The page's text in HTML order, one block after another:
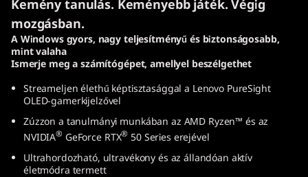
1
5
″
A
M
D
Kemény tanulás. Keményebb játék. Végig
mozgásban.
A Windows gyors, nagy teljesítményű és biztonságosabb,
mint valaha
Ismerje meg a számítógépet, amellyel beszélgethet
Streameljen élethű képtisztasággal a Lenovo PureSight
OLED-gamerkijelzővel
Zúzzon a tanulmányi munkában az AMD Ryzen™ és az
NVIDIA® GeForce RTX® 50 Series erejével
Ultrahordozható, ultravékony és az állandóan aktív
életmódra termett